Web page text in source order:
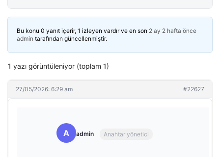
Bu konu 0 yanıt içerir, 1 izleyen vardır ve en son 2 ay 2 hafta önce
admin tarafından güncellenmiştir.
1 yazı görüntüleniyor (toplam 1)
27/05/2026: 6:29 am #22627
A admin Anahtar yönetici